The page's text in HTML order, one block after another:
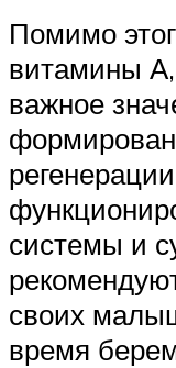
Помимо
витамины
важное
системы и
своих
время